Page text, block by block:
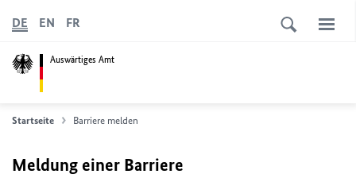
Auswärtiges Amt
DE EN FR
Startseite Barriere melden
Meldung einer Barriere